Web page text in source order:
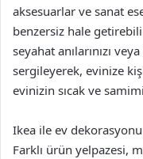
aksesuarlar ve sanat
benzersiz hale
seyahat anılarınızı
sergileyerek, evinize
evinizin sıcak ve
Ikea ile ev
Farklı ürün yelpazesi,